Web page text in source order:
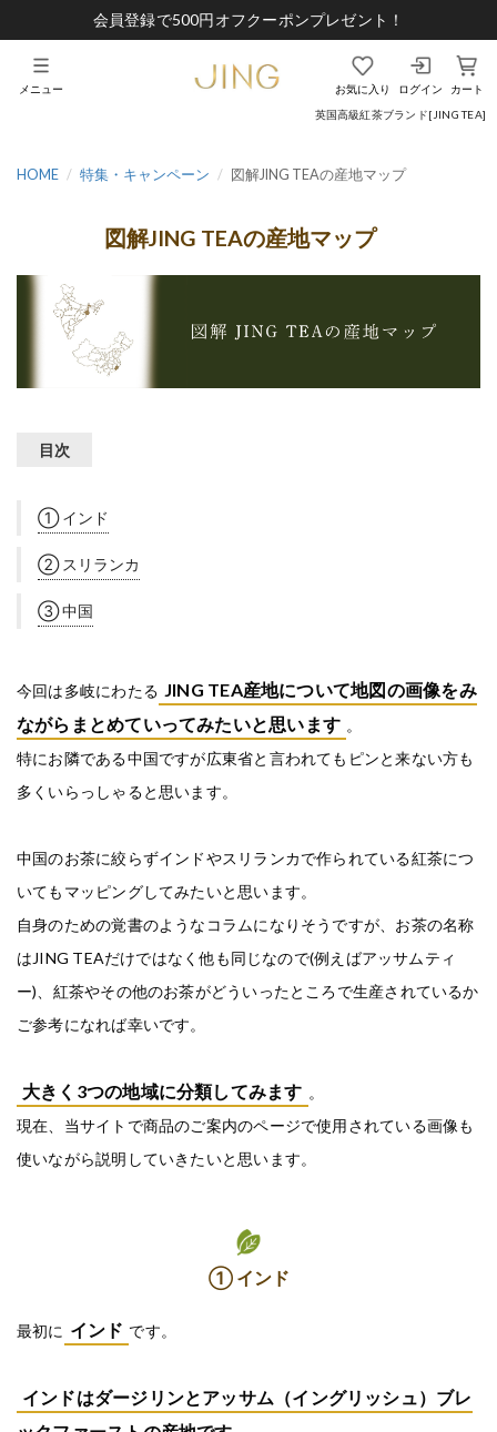
会員登録で500円オフクーポンプレゼント！
英国高級紅茶ブランド[JING TEA]
お気に入り ログイン カート
メニュー
HOME 特集・キャンペーン 図解JING TEAの産地マップ
図解JING TEAの産地マップ
目次
① インド
② スリランカ
③ 中国
今回は多岐にわたる JING TEA産地について地図の画像をみ
ながらまとめていってみたいと思います 。
特にお隣である中国ですが広東省と言われてもピンと来ない方も
多くいらっしゃると思います。
中国のお茶に絞らずインドやスリランカで作られている紅茶につ
いてもマッピングしてみたいと思います。
自身のための覚書のようなコラムになりそうですが、お茶の名称
はJING TEAだけではなく他も同じなので(例えばアッサムティ
ー)、紅茶やその他のお茶がどういったところで生産されているか
ご参考になれば幸いです。
大きく3つの地域に分類してみます 。
現在、当サイトで商品のご案内のページで使用されている画像も
使いながら説明していきたいと思います。
① インド
最初に インド です。
インドはダージリンとアッサム（イングリッシュ）ブレ